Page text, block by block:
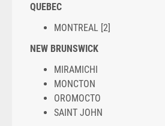
QUEBEC
MONTREAL [2]
NEW BRUNSWICK
MIRAMICHI
MONCTON
OROMOCTO
SAINT JOHN